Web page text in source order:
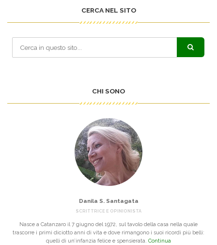
CERCA NEL SITO
CHI SONO
Danila S. Santagata
SCRITTRICE E OPINIONISTA
Nasce a Catanzaro il 7 giugno del 1972, sul tavolo della casa nella quale
trascorre i primi diciotto anni di vita e dove rimangono i suoi ricordi più belli:
quelli di un’infanzia felice e spensierata. Continua